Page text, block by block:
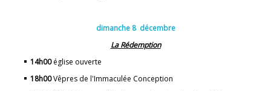
dimanche 8 décembre
La Rédemption
14h00église ouverte
18h00Vêpres de l'Immaculée Conception